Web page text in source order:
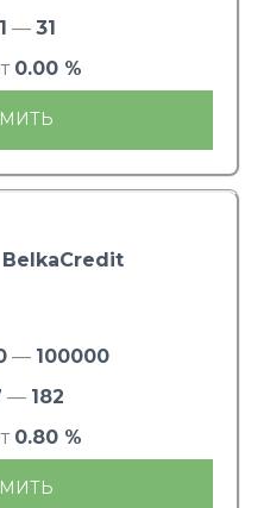
1 — 31
0.00 %
BelkaCredit
— 100000
— 182
0.80 %